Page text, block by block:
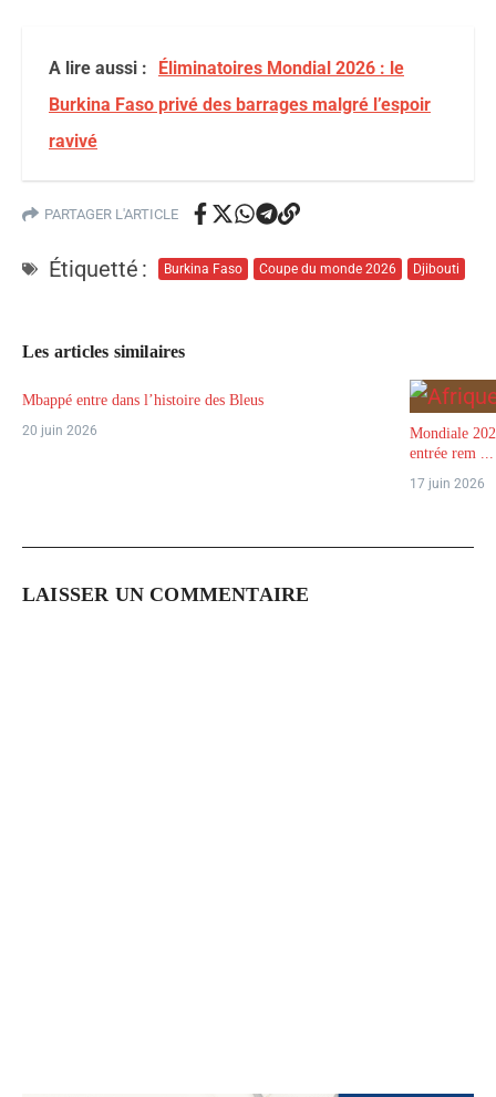
A lire aussi :
Éliminatoires Mondial 2026 : le
Burkina Faso privé des barrages malgré l’espoir
ravivé
PARTAGER L'ARTICLE
Étiquetté : Burkina Faso Coupe du monde 2026 Djibouti
Les articles similaires
Mbappé entre dans l’histoire des Bleus
20 juin 2026
Mondiale
entrée rem ...
17 juin 2026
LAISSER UN COMMENTAIRE